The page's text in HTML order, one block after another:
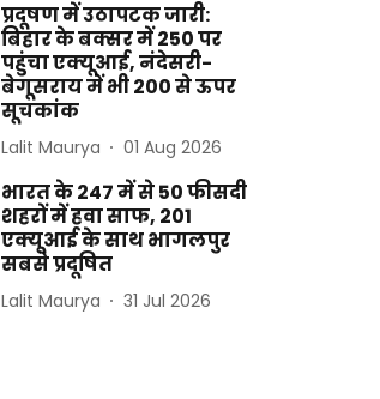
प्रदूषण में उठापटक जारी:
बिहार के बक्सर में 250 पर
पहुंचा एक्यूआई, नंदेसरी-
बेगूसराय में भी 200 से ऊपर
सूचकांक
Lalit Maurya 01 Aug 2026
भारत के 247 में से 50 फीसदी
शहरों में हवा साफ, 201
एक्यूआई के साथ भागलपुर
सबसे प्रदूषित
Lalit Maurya 31 Jul 2026